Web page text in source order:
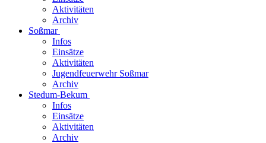
Aktivitäten
Archiv
Soßmar
Infos
Einsätze
Aktivitäten
Jugendfeuerwehr Soßmar
Archiv
Stedum-Bekum
Infos
Einsätze
Aktivitäten
Archiv